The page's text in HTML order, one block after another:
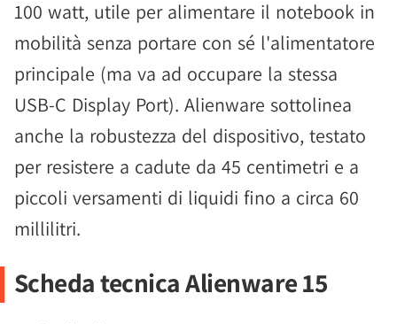
100 watt, utile per alimentare il notebook in
mobilità senza portare con sé l'alimentatore
principale (ma va ad occupare la stessa
USB-C Display Port). Alienware sottolinea
anche la robustezza del dispositivo, testato
per resistere a cadute da 45 centimetri e a
piccoli versamenti di liquidi fino a circa 60
millilitri.
Scheda tecnica Alienware 15